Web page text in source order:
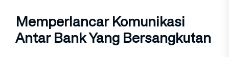
Memperlancar Komunikasi
Antar Bank Yang Bersangkutan